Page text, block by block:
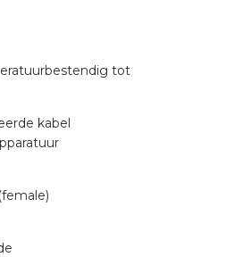
tot
kabel